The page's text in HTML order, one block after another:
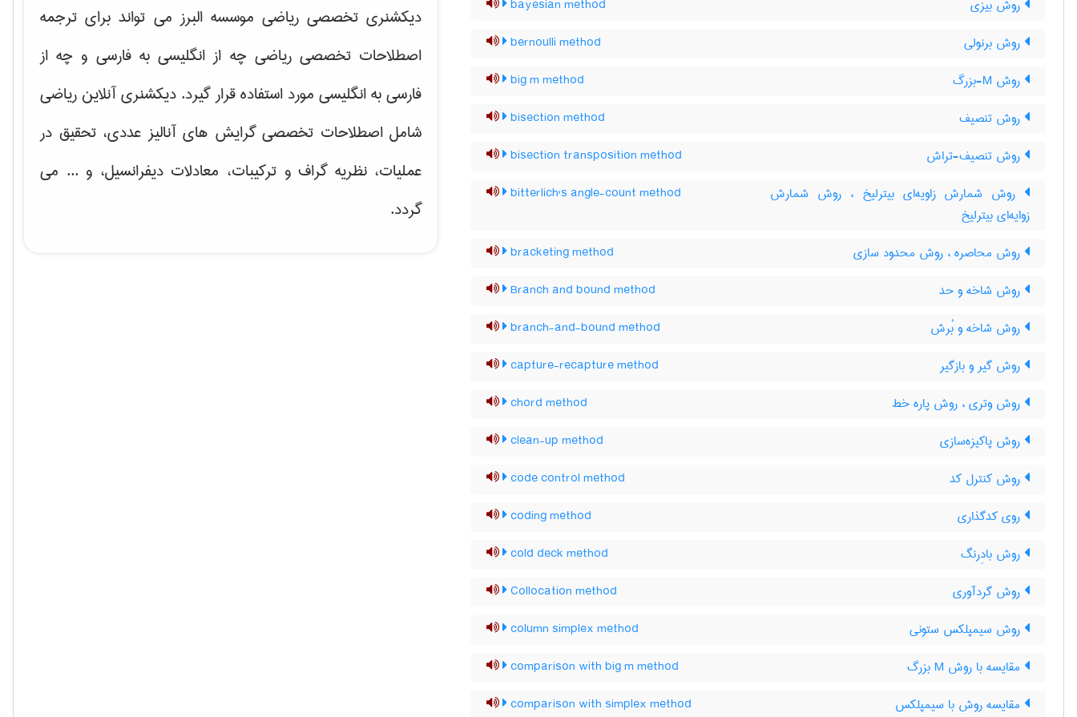
روش بیزی bayesian method
روش برنولی bernoulli method
روش M-بزرگ big m method
روش تنصیف bisection method
روش تنصیف-تراش bisection transposition method
روش شمارش زاویه‌ای بیترلیخ ، روش شمارش
زوایه‌ای بیترلیخ
bitterlich's angle-count method
روش محاصره ، روش محدود سازی bracketing method
روش شاخه و حد Branch and bound method
روش شاخه و بُرش branch-and-bound method
روش گیر و بازگیر capture-recapture method
روش وتری ، روش پاره خط chord method
روش پاکیزه‌سازی clean-up method
روش کنترل کد code control method
روی کدگذاری coding method
روش بادِرنگ cold deck method
روش گردآوری Collocation method
روش سیمپلکس ستونی column simplex method
مقایسه با روش M بزرگ comparison with big m method
مقایسه روش با سیمپلکس comparison with simplex method
دیکشنری تخصصی ریاضی موسسه البرز می تواند برای ترجمه
اصطلاحات تخصصی ریاضی چه از انگلیسی به فارسی و چه از
فارسی به انگلیسی مورد استفاده قرار گیرد. دیکشنری آنلاین ریاضی
شامل اصطلاحات تخصصی گرایش هایآنالیز عددی، تحقیق در
عملیات، نظریه گراف و تركیبات، معادلات دیفرانسیل، و ... می
گردد.